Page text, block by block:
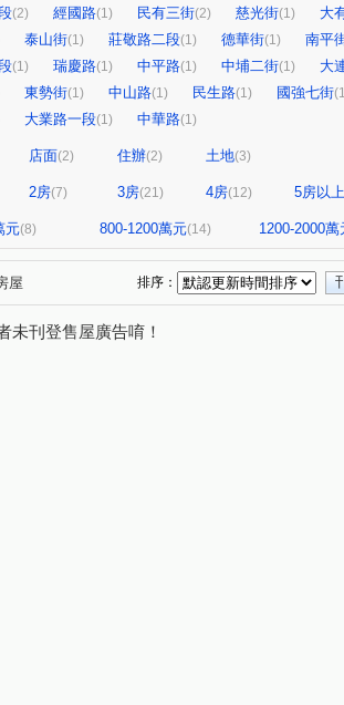
(2) 經國路(1) 民有三街(2) 慈光街(1)
大
泰山街(1) 莊敬路二段(1) 德華街(1)
南平
(1) 瑞慶路(1) 中平路(1) 中埔二街(1)
大
東勢街(1) 中山路(1) 民生路(1) 國強七街
大業路一段(1) 中華路(1)
店面(2) 住辦(2) 土地(3)
2房(7) 3房(21) 4房(12) 5房以上
元(8) 800-1200萬元(14) 1200-2000萬
屋 排序：
未刊登售屋廣告唷！